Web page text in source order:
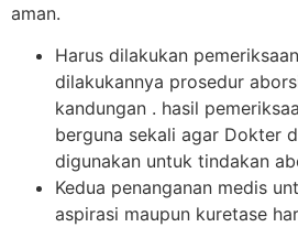
aman.
Harus dilakukan
dilakukannya prosedur
kandungan . hasil
berguna sekali agar Dokter
digunakan untuk tindakan
Kedua penanganan medis
aspirasi maupun kuretase